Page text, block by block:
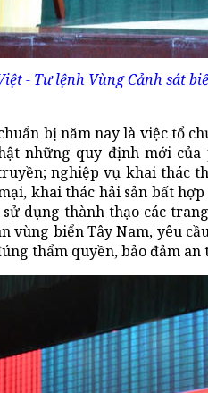
- Tư lệnh Vùng Cảnh sát
bị năm nay là việc tổ
những quy định mới
nghiệp vụ khai thác
khai thác hải sản bất
dụng thành thạo các
vùng biển Tây Nam, yêu
thẩm quyền, bảo đảm